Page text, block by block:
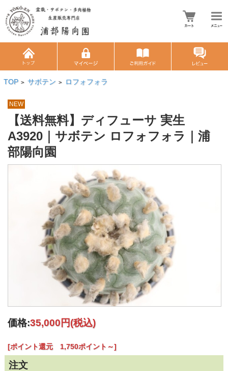
TOP > サボテン > ロフォフォラ
NEW
【送料無料】ディフューサ 実生
A3920｜サボテン ロフォフォラ｜浦
部陽向園
価格:35,000円(税込)
[ポイント還元 1,750ポイント～]
注文